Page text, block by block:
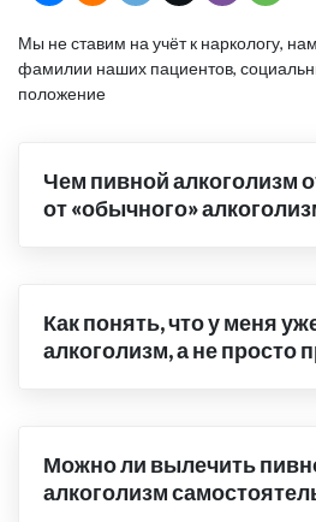
Мы не ставим на учёт к наркологу,
фамилии наших пациентов,
положение
Чем пивной алкоголизм
от «обычного»
Как понять, что у меня
алкоголизм, а не просто
Можно ли вылечить
алкоголизм